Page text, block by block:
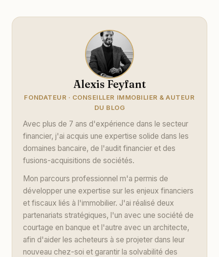
Alexis Feyfant
FONDATEUR · CONSEILLER IMMOBILIER & AUTEUR
DU BLOG
Avec plus de 7 ans d'expérience dans le secteur
financier, j'ai acquis une expertise solide dans les
domaines bancaire, de l'audit financier et des
fusions-acquisitions de sociétés.
Mon parcours professionnel m'a permis de
développer une expertise sur les enjeux financiers
et fiscaux liés à l'immobilier. J'ai réalisé deux
partenariats stratégiques, l'un avec une société de
courtage en banque et l'autre avec un architecte,
afin d'aider les acheteurs à se projeter dans leur
nouveau chez-soi et garantir la solvabilité des